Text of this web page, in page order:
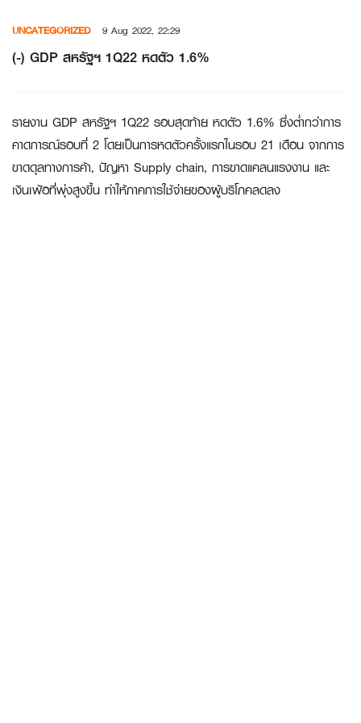
content
UNCATEGORIZED 9 Aug 2022, 22:29
(-) GDP สหรัฐฯ 1Q22 หดตัว 1.6%
รายงาน GDP สหรัฐฯ 1Q22 รอบสุดท้าย หดตัว 1.6% ซึ่งต่ำกว่าการ
คาดการณ์รอบที่ 2 โดยเป็นการหดตัวครั้งแรกในรอบ 21 เดือน จากการ
ขาดดุลทางการค้า, ปัญหา Supply chain, การขาดแคลนแรงงาน และ
เงินเฟ้อที่พุ่งสูงขึ้น ทำให้ภาคการใช้จ่ายของผู้บริโภคลดลง